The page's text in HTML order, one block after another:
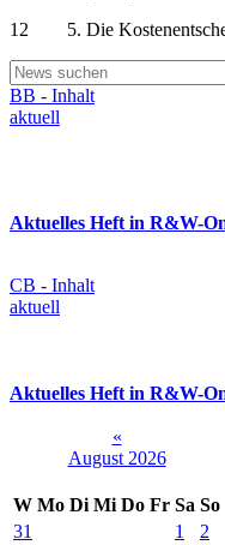
12 5. Die
BB - Inhalt
aktuell
Aktuelles Heft in R&W-
CB - Inhalt
aktuell
Aktuelles Heft in R&W-
«
August 2026
W Mo Di Mi Do Fr Sa So
31
1 2